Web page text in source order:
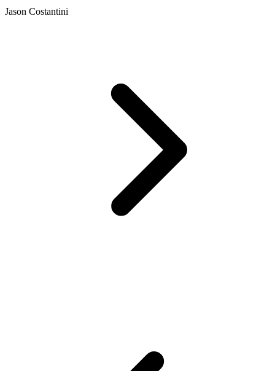
Jason Costantini